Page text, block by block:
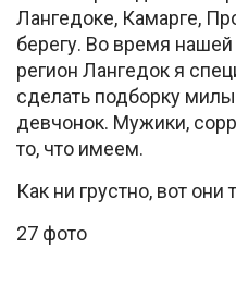
Лангедоке, Камарге,
берегу. Во время
регион Лангедок я
сделать подборку
девчонок. Мужики,
то, что имеем.
Как ни грустно, вот
27 фото